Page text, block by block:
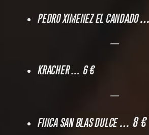
PEDRO XIMENEZ EL CANDADO
—
KRACHER… 6 €
—
FINCA SAN BLAS DULCE… 8 €